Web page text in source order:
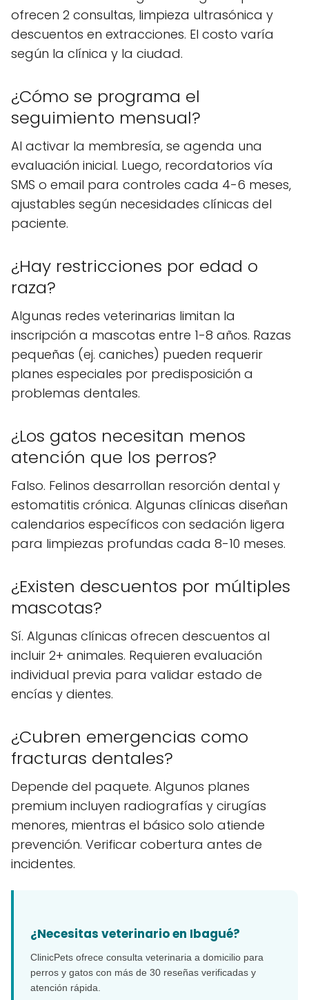
ofrecen 2 consultas, limpieza ultrasónica y
descuentos en extracciones. El costo varía
según la clínica y la ciudad.
¿Cómo se programa el
seguimiento mensual?
Al activar la membresía, se agenda una
evaluación inicial. Luego, recordatorios vía
SMS o email para controles cada 4-6 meses,
ajustables según necesidades clínicas del
paciente.
¿Hay restricciones por edad o
raza?
Algunas redes veterinarias limitan la
inscripción a mascotas entre 1-8 años. Razas
pequeñas (ej. caniches) pueden requerir
planes especiales por predisposición a
problemas dentales.
¿Los gatos necesitan menos
atención que los perros?
Falso. Felinos desarrollan resorción dental y
estomatitis crónica. Algunas clínicas diseñan
calendarios específicos con sedación ligera
para limpiezas profundas cada 8-10 meses.
¿Existen descuentos por múltiples
mascotas?
Sí. Algunas clínicas ofrecen descuentos al
incluir 2+ animales. Requieren evaluación
individual previa para validar estado de
encías y dientes.
¿Cubren emergencias como
fracturas dentales?
Depende del paquete. Algunos planes
premium incluyen radiografías y cirugías
menores, mientras el básico solo atiende
prevención. Verificar cobertura antes de
incidentes.
¿Necesitas veterinario en Ibagué?
ClinicPets ofrece consulta veterinaria a domicilio para
perros y gatos con más de 30 reseñas verificadas y
atención rápida.